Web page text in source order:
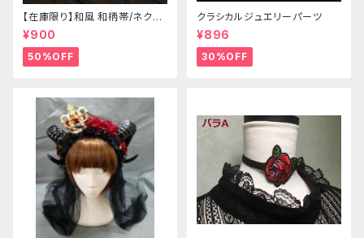
【在庫限り】和風 和柄帯/ネクタ
イ/リボン（狐面/金魚
¥900
50%OFF
クラシカルジュエリーパーツ
¥896
30%OFF